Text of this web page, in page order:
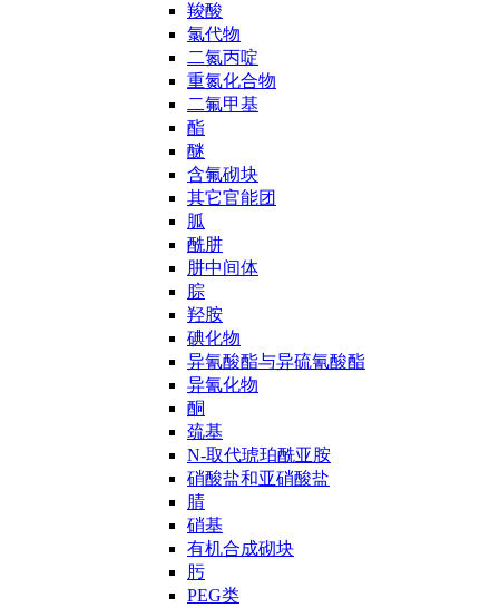
羧酸
氯代物
二氮丙啶
重氮化合物
二氟甲基
酯
醚
含氟砌块
其它官能团
胍
酰肼
肼中间体
腙
羟胺
碘化物
异氰酸酯与异硫氰酸酯
异氰化物
酮
巯基
N-取代琥珀酰亚胺
硝酸盐和亚硝酸盐
腈
硝基
有机合成砌块
肟
PEG类